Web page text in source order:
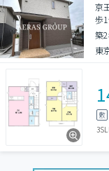
京
歩
築
東
敷